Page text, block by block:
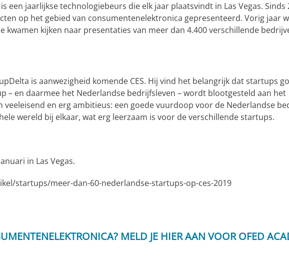
een jaarlijkse technologiebeurs die elk jaar plaatsvindt in Las Vegas. Sinds
op het gebied van consumentenelektronica gepresenteerd. Vorig jaar
kwamen kijken naar presentaties van meer dan 4.400 verschillende
is aanwezigheid komende CES. Hij vind het belangrijk dat startups
– en daarmee het Nederlandse bedrijfsleven – wordt blootgesteld aan het
veeleisend en erg ambitieus: een goede vuurdoop voor de Nederlandse
wereld bij elkaar, wat erg leerzaam is voor de verschillende startups.
in Las Vegas.
startups/meer-dan-60-nederlandse-startups-op-ces-2019
MELD JE HIER AAN VOOR OFED